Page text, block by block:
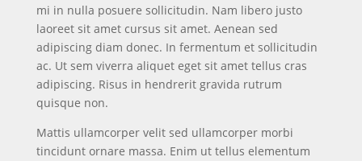
mi in nulla posuere sollicitudin. Nam libero justo
laoreet sit amet cursus sit amet. Aenean sed
adipiscing diam donec. In fermentum et sollicitudin
ac. Ut sem viverra aliquet eget sit amet tellus cras
adipiscing. Risus in hendrerit gravida rutrum
quisque non.
Mattis ullamcorper velit sed ullamcorper morbi
tincidunt ornare massa. Enim ut tellus elementum